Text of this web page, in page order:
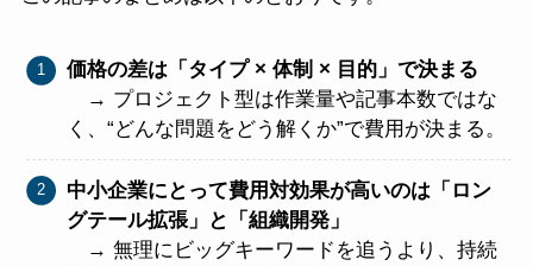
価格の差は「タイプ × 体制 × 目的」で決まる
→ プロジェクト型は作業量や記事本数ではな
く、“どんな問題をどう解くか”で費用が決まる。
中小企業にとって費用対効果が高いのは「ロン
グテール拡張」と「組織開発」
→ 無理にビッグキーワードを追うより、持続